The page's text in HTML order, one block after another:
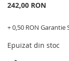
242,00 RON
+ 0,50 RON Garantie
Epuizat din stoc